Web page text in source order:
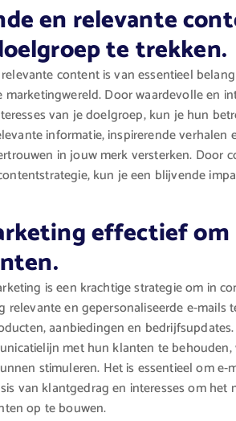
en relevante
te trekken.
content is van essentieel
Door waardevolle en
van je doelgroep, kun je hun
informatie, inspirerende
in jouw merk versterken. Door
kun je een blijvende
effectief
is een krachtige strategie om in
relevante en gepersonaliseerde e-mails
aanbiedingen en
met hun klanten te
stimuleren. Het is essentieel om
van klantgedrag en interesses om het
op te bouwen.